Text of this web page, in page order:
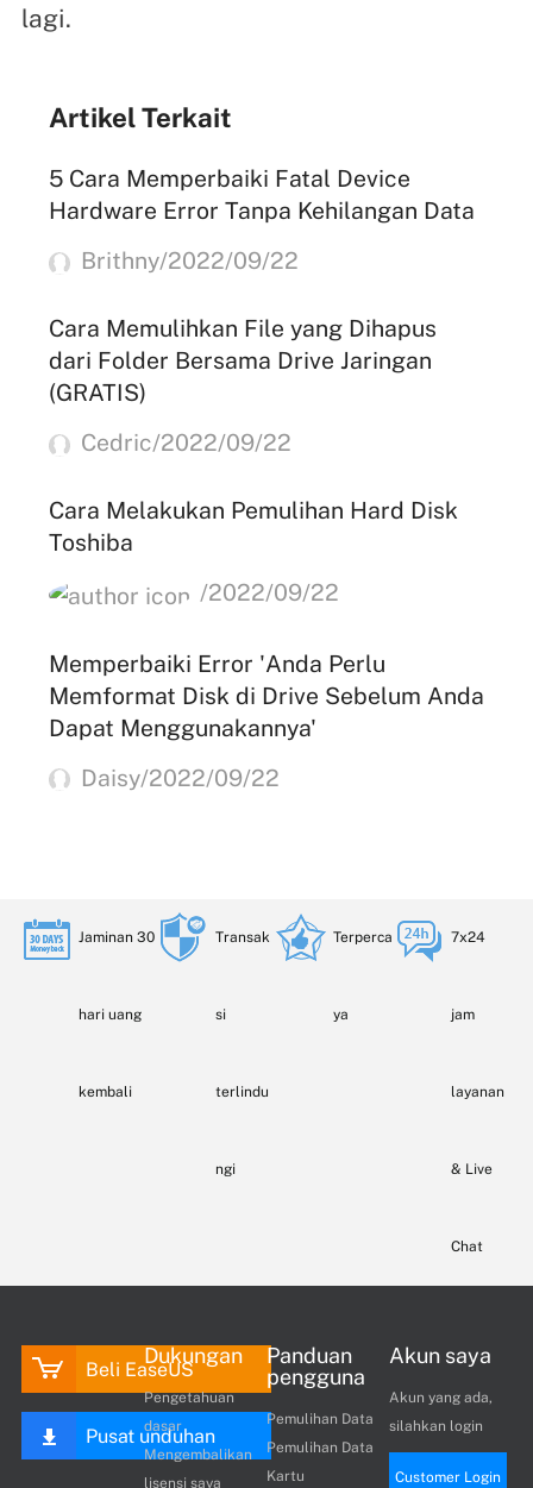
lagi.
Artikel Terkait
5 Cara Memperbaiki Fatal Device
Hardware Error Tanpa Kehilangan Data
Brithny/2022/09/22
Cara Memulihkan File yang Dihapus
dari Folder Bersama Drive Jaringan
(GRATIS)
Cedric/2022/09/22
Cara Melakukan Pemulihan Hard Disk
Toshiba
/2022/09/22
Memperbaiki Error 'Anda Perlu
Memformat Disk di Drive Sebelum Anda
Dapat Menggunakannya'
Daisy/2022/09/22
Jaminan 30
hari uang
kembali
Transak
si
terlindu
ngi
Terperca
ya
7x24
jam
layanan
& Live
Chat
Beli EaseUS
Pusat unduhan
Dukungan
Pengetahuan
dasar
Mengembalikan
lisensi saya
Panduan
pengguna
Pemulihan Data
Pemulihan Data
Kartu
Akun saya
Akun yang ada,
silahkan login
Customer Login